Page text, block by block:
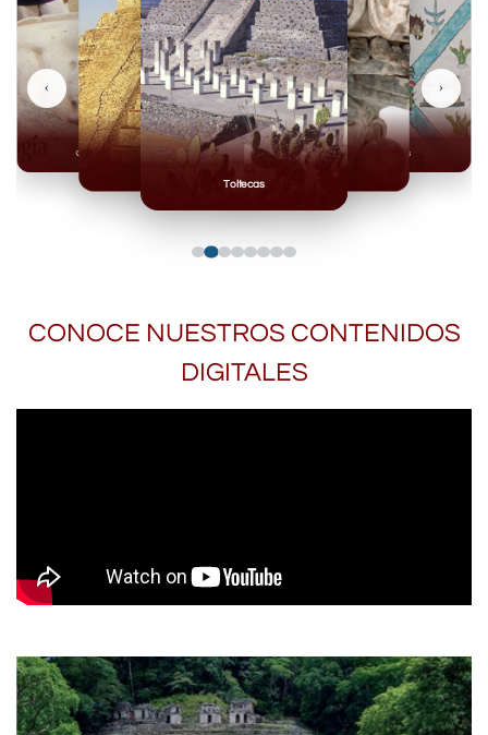
Toltecas
Mexicas
Olmecas
‹ ›
CONOCE NUESTROS CONTENIDOS
DIGITALES